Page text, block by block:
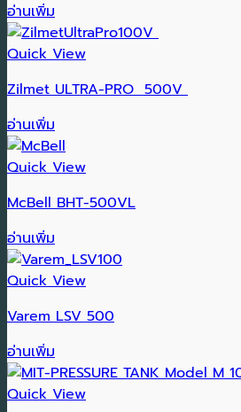
อ่านเพิ่ม
Quick View
Zilmet ULTRA-PRO 500V
อ่านเพิ่ม
Quick View
McBell BHT-500VL
อ่านเพิ่ม
Quick View
Varem LSV 500
อ่านเพิ่ม
Quick View